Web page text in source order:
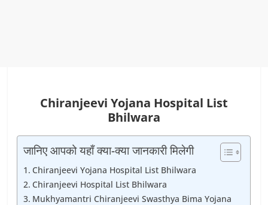
Chiranjeevi Yojana Hospital List
Bhilwara
जानिए आपको यहाँ क्या-क्या जानकारी मिलेगी
Chiranjeevi Yojana Hospital List Bhilwara
Chiranjeevi Hospital List Bhilwara
Mukhyamantri Chiranjeevi Swasthya Bima Yojana